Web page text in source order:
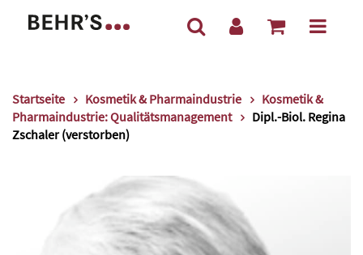
Startseite Kosmetik & Pharmaindustrie
Kosmetik &
Pharmaindustrie: Qualitätsmanagement
Dipl.-Biol. Regina
Zschaler (verstorben)